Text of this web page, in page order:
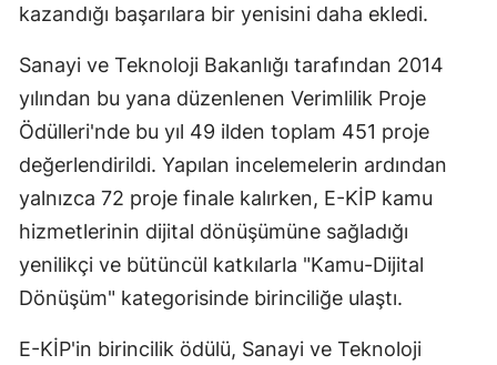
kazandığı başarılara bir yenisini daha ekledi.
Sanayi ve Teknoloji Bakanlığı tarafından 2014
yılından bu yana düzenlenen Verimlilik Proje
Ödülleri'nde bu yıl 49 ilden toplam 451 proje
değerlendirildi. Yapılan incelemelerin ardından
yalnızca 72 proje finale kalırken, E-KİP kamu
hizmetlerinin dijital dönüşümüne sağladığı
yenilikçi ve bütüncül katkılarla "Kamu-Dijital
Dönüşüm" kategorisinde birinciliğe ulaştı.
E-KİP'in birincilik ödülü, Sanayi ve Teknoloji